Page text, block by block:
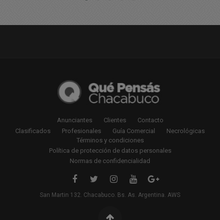
Anunciantes Clientes
Contacto
Clasificados
Profesionales Guía Comercial
Necrológicas
Términos y condiciones
Política de protección de datos personales
Normas de confidencialidad
San Martin 132. Chacabuco. Bs. As. Argentina. AWS